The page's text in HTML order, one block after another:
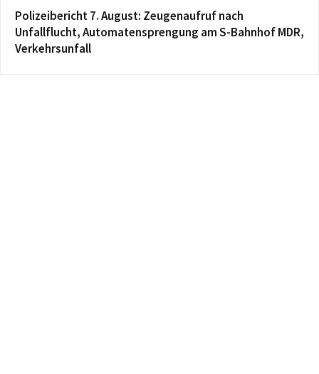
Polizeibericht 7. August: Zeugenaufruf nach
Unfallflucht, Automatensprengung am S-Bahnhof MDR,
Verkehrsunfall